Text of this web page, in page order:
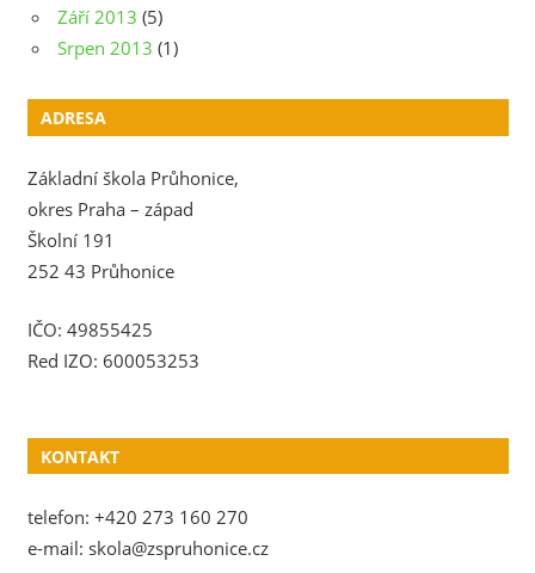
Září 2013 (5)
Srpen 2013 (1)
ADRESA
Základní škola Průhonice,
okres Praha – západ
Školní 191
252 43 Průhonice
IČO: 49855425
Red IZO: 600053253
KONTAKT
telefon: +420 273 160 270
e-mail: skola@zspruhonice.cz